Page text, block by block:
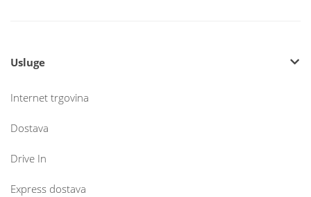
Usluge
Internet trgovina
Dostava
Drive In
Express dostava